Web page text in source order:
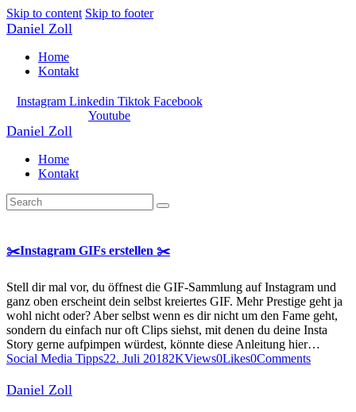
Skip to content Skip to footer
Daniel Zoll
Home
Kontakt
Instagram Linkedin Tiktok Facebook
Youtube
Daniel Zoll
Home
Kontakt
✂️Instagram GIFs erstellen ✂️
Stell dir mal vor, du öffnest die GIF-Sammlung auf Instagram und
ganz oben erscheint dein selbst kreiertes GIF. Mehr Prestige geht ja
wohl nicht oder? Aber selbst wenn es dir nicht um den Fame geht,
sondern du einfach nur oft Clips siehst, mit denen du deine Insta
Story gerne aufpimpen würdest, könnte diese Anleitung hier…
Social Media Tipps22. Juli 20182KViews0Likes0Comments
Daniel Zoll